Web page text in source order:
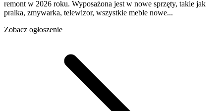
remont w 2026 roku. Wyposażona jest w nowe sprzęty, takie jak
pralka, zmywarka, telewizor, wszystkie meble nowe...
Zobacz ogłoszenie